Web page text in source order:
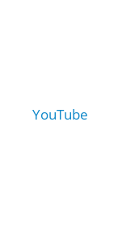
YouTube